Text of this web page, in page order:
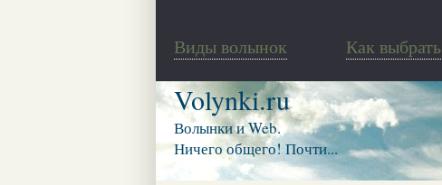
Виды волынок Как выбрать
Volynki.ru
Волынки и Web.
Ничего общего! Почти...